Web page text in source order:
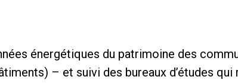
énergétiques du patrimoine des
– et suivi des bureaux d’études qui